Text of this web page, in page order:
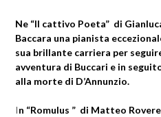
Ne “Il cattivo Poeta” di
Baccara una pianista
sua brillante carriera per
avventura di Buccari e in
alla morte di D’Annunzio.
In “Romulus ” di Matteo